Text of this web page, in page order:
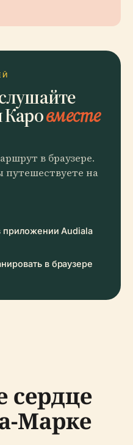
Каровместе
в браузере.
путешествуете на
приложении Audiala
в браузере
сердце
Марке